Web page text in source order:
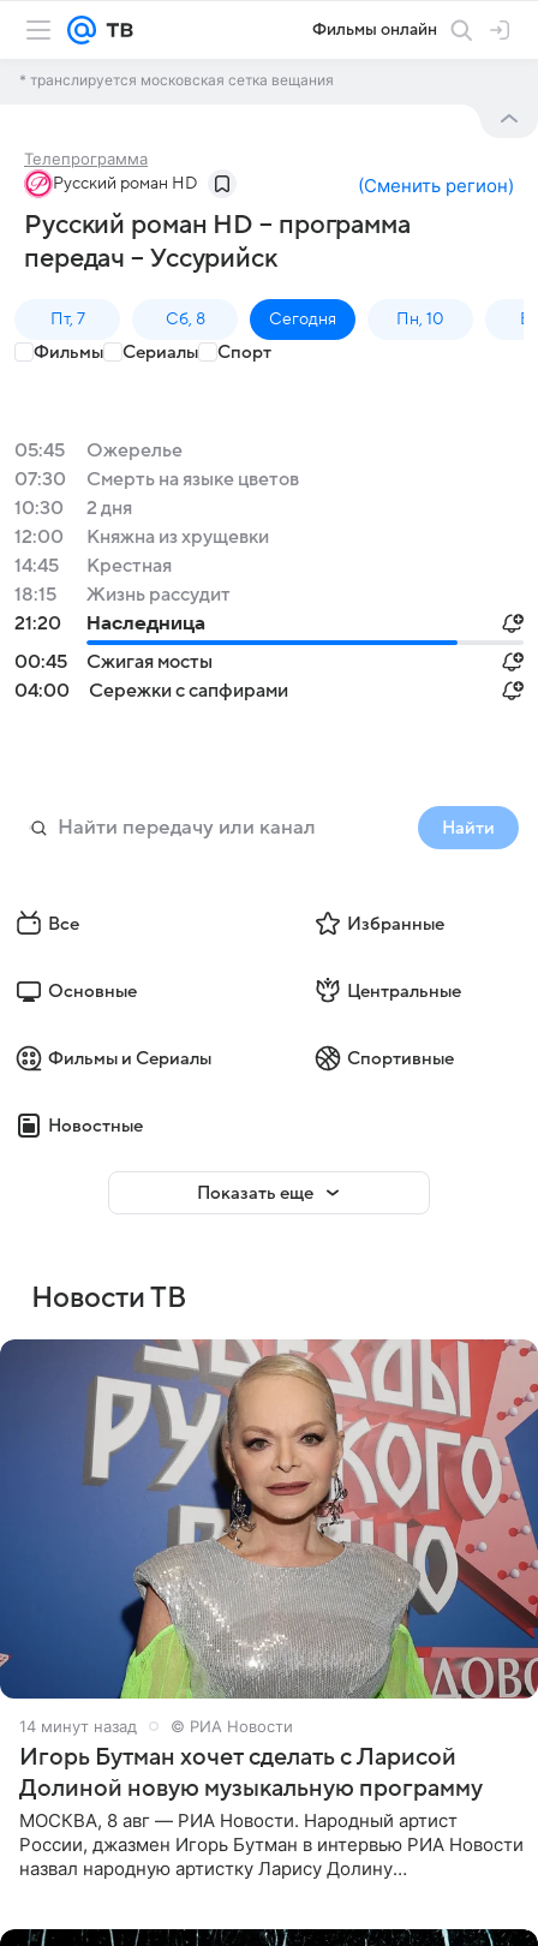
Фильмы онлайн
* транслируется московская сетка вещания
Телепрограмма
Русский роман HD (Сменить регион)
Русский роман HD – программа
передач – Уссурийск
Пт, 7 Сб, 8 Сегодня Пн, 10
Фильмы Сериалы Спорт
05:45
Ожерелье
07:30
Смерть на языке цветов
10:30
2 дня
12:00
Княжна из хрущевки
14:45
Крестная
18:15
Жизнь рассудит
21:20
Наследница
00:45
Сжигая мосты
04:00
Сережки с сапфирами
Найти
Все Избранные
Основные Центральные
Фильмы и Сериалы Спортивные
Новостные
Показать еще
Новости ТВ
14 минут назад © РИА Новости
Игорь Бутман хочет сделать с Ларисой
Долиной новую музыкальную программу
МОСКВА, 8 авг — РИА Новости. Народный артист
России, джазмен Игорь Бутман в интервью РИА Новости
назвал народную артистку Ларису Долину